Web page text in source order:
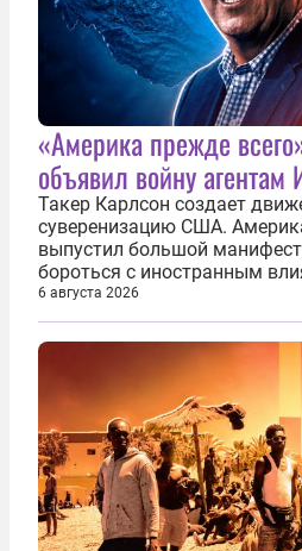
«Америка прежде
объявил войну
Такер Карлсон создает
суверенизацию США.
выпустил большой
бороться с иностранным
первую очередь имея в
прекратить заморские
репарации Ирану,
6 августа 2026